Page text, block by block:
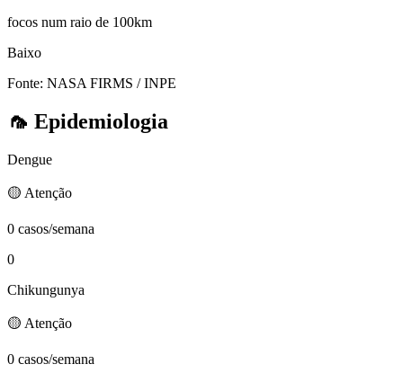
focos num raio de 100km
Baixo
Fonte: NASA FIRMS / INPE
🦟 Epidemiologia
Dengue
🟡 Atenção
0 casos/semana
0
Chikungunya
🟡 Atenção
0 casos/semana